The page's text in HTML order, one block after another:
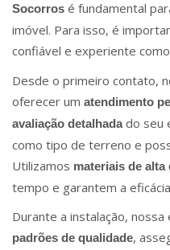
Socorros é fundamental
imóvel. Para isso, é
confiável e experiente
Desde o primeiro contato,
oferecer um atendimento
avaliação detalhadado seu
como tipo de terreno e
Utilizamos materiais de alta
tempo e garantem a
Durante a instalação,
padrões de qualidade,